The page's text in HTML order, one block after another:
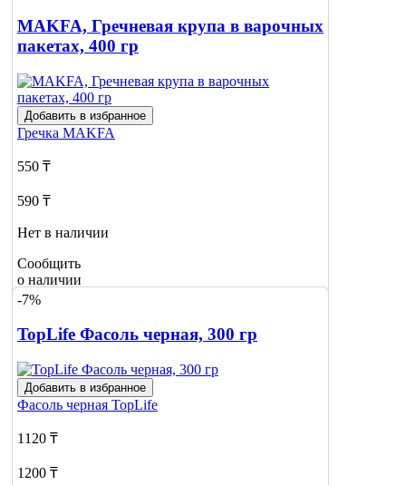
MAKFA, Гречневая крупа в варочных
пакетах, 400 гр
Добавить в избранное
Гречка MAKFA
550 ₸
590 ₸
Нет в наличии
Сообщить
о наличии
-7%
TopLife Фасоль черная, 300 гр
Добавить в избранное
Фасоль черная TopLife
1120 ₸
1200 ₸